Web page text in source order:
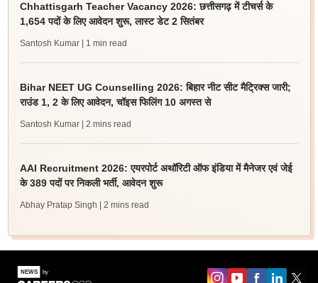
Chhattisgarh Teacher Vacancy 2026: छत्तीसगढ़ में टीचर्स के
1,654 पदों के लिए आवेदन शुरू, लास्ट डेट 2 सितंबर
Santosh Kumar | 1 min read
Bihar NEET UG Counselling 2026: बिहार नीट सीट मैट्रिक्स जारी;
राउंड 1, 2 के लिए आवेदन, चॉइस फिलिंग 10 अगस्त से
Santosh Kumar | 2 mins read
AAI Recruitment 2026: एयरपोर्ट अथॉरिटी ऑफ इंडिया में मैनेजर एवं जेई
के 389 पदों पर निकली भर्ती, आवेदन शुरू
Abhay Pratap Singh | 2 mins read